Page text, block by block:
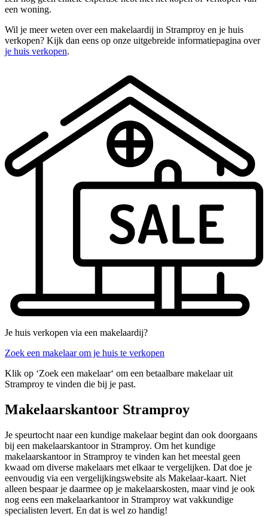
een woning.
Wil je meer weten over een makelaardij in Stramproy en je huis
verkopen? Kijk dan eens op onze uitgebreide informatiepagina over
je huis verkopen.
Je huis verkopen via een makelaardij?
Zoek een makelaar om je huis te verkopen
Klik op ‘Zoek een makelaar‘ om een betaalbare makelaar uit
Stramproy te vinden die bij je past.
Makelaarskantoor Stramproy
Je speurtocht naar een kundige makelaar begint dan ook doorgaans
bij een makelaarskantoor in Stramproy. Om het kundige
makelaarskantoor in Stramproy te vinden kan het meestal geen
kwaad om diverse makelaars met elkaar te vergelijken. Dat doe je
eenvoudig via een vergelijkingswebsite als Makelaar-kaart. Niet
alleen bespaar je daarmee op je makelaarskosten, maar vind je ook
nog eens een makelaarkantoor in Stramproy wat vakkundige
specialisten levert. En dat is wel zo handig!